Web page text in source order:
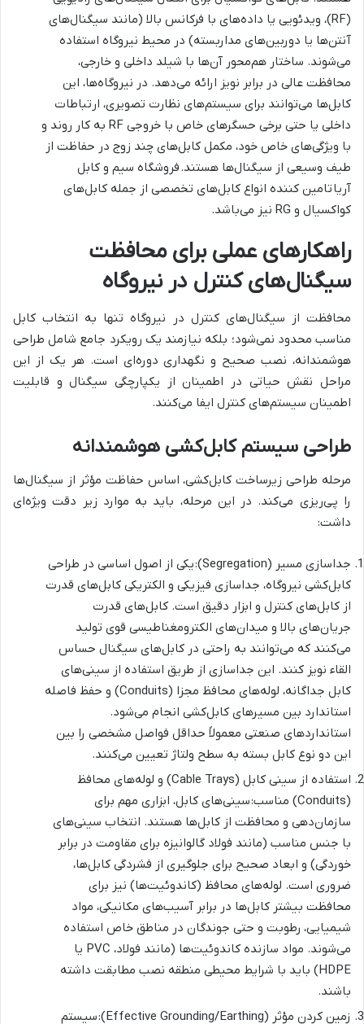
(RF)، ویدئویی یا داده‌های با فرکانس بالا (مانند سیگنال‌های
آنتن‌ها یا دوربین‌های مداربسته) در محیط نیروگاه استفاده
می‌شوند. ساختار هم‌محور آن‌ها با شیلد داخلی و خارجی،
محافظت عالی در برابر نویز ارائه می‌دهد. در نیروگاه‌ها، این
کابل‌ها می‌توانند برای سیستم‌های نظارت تصویری، ارتباطات
داخلی یا حتی برخی حسگرهای خاص با خروجی RF به کار روند و
با ویژگی‌های خاص خود، مکمل کابل‌های چند زوج در حفاظت از
طیف وسیعی از سیگنال‌ها هستند. فروشگاه سیم و کابل
آریا تامین کننده انواع کابل‌های تخصصی از جمله کابل‌های
کواکسیال و RG نیز می‌باشد.
راهکارهای عملی برای محافظت
سیگنال‌های کنترل در نیروگاه
محافظت از سیگنال‌های کنترل در نیروگاه تنها به انتخاب کابل
مناسب محدود نمی‌شود؛ بلکه نیازمند یک رویکرد جامع شامل طراحی
هوشمندانه، نصب صحیح و نگهداری دوره‌ای است. هر یک از این
مراحل نقش حیاتی در اطمینان از یکپارچگی سیگنال و قابلیت
اطمینان سیستم‌های کنترل ایفا می‌کنند.
طراحی سیستم کابل‌کشی هوشمندانه
مرحله طراحی زیرساخت کابل‌کشی، اساس حفاظت مؤثر از سیگنال‌ها
را پی‌ریزی می‌کند. در این مرحله، باید به موارد زیر دقت ویژه‌ای
داشت:
جداسازی مسیر (Segregation): یکی از اصول اساسی در طراحی
کابل‌کشی نیروگاه، جداسازی فیزیکی و الکتریکی کابل‌های قدرت
از کابل‌های کنترل و ابزار دقیق است. کابل‌های قدرت
جریان‌های بالا و میدان‌های الکترومغناطیسی قوی تولید
می‌کنند که می‌توانند به راحتی در کابل‌های سیگنال حساس
القاء نویز کنند. این جداسازی از طریق استفاده از سینی‌های
کابل جداگانه، لوله‌های محافظ مجزا (Conduits) و حفظ فاصله
استاندارد بین مسیرهای کابل‌کشی انجام می‌شود.
استانداردهای صنعتی معمولاً حداقل فواصل مشخصی را بین
این دو نوع کابل بسته به سطح ولتاژ تعیین می‌کنند.
استفاده از سینی کابل (Cable Trays) و لوله‌های محافظ
(Conduits) مناسب: سینی‌های کابل، ابزاری مهم برای
سازمان‌دهی و محافظت از کابل‌ها هستند. انتخاب سینی‌های
با جنس مناسب (مانند فولاد گالوانیزه برای مقاومت در برابر
خوردگی) و ابعاد صحیح برای جلوگیری از فشردگی کابل‌ها،
ضروری است. لوله‌های محافظ (کاندوئیت‌ها) نیز برای
محافظت بیشتر کابل‌ها در برابر آسیب‌های مکانیکی، مواد
شیمیایی، رطوبت و حتی جوندگان در مناطق خاص استفاده
می‌شوند. مواد سازنده کاندوئیت‌ها (مانند فولاد، PVC یا
HDPE) باید با شرایط محیطی منطقه نصب مطابقت داشته
باشند.
زمین کردن مؤثر (Effective Grounding/Earthing): سیستم